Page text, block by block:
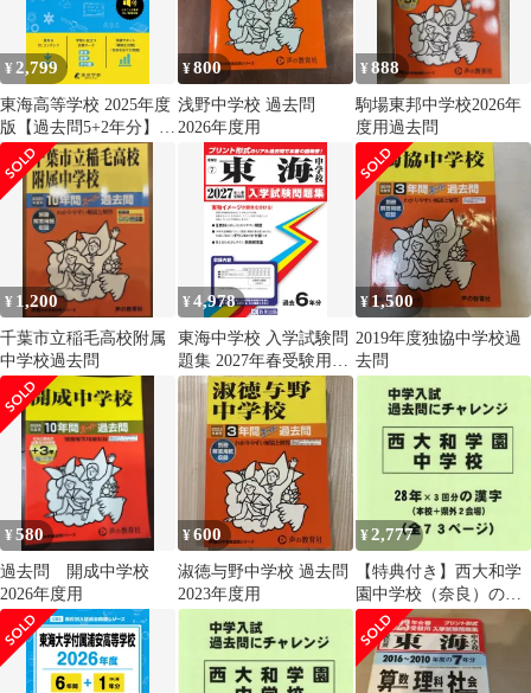
¥ 2,799
東海高等学校 2025年度
版【過去問5+2年分】
英語リスニング音声対
応 (高校別入試過去問
題シリーズF04) [単行
本] 東京学参 編集部
¥800
浅野中学校 過去問
2026年度用
¥888
駒場東邦中学校2026年
度用過去問
¥ 1,200
千葉市立稲毛高校附属
中学校過去問
¥4,978
東海中学校 入学試験問
題集 2027年春受験用
（プリント形式のリア
ル過去問で本番の臨場
感！） (愛知県中学校
¥ 1,500
2019年度独協中学校過
去問
¥580
過去問 開成中学校
2026年度用
¥600
淑徳与野中学校 過去問
2023年度用
¥2,777
【特典付き】西大和学
園中学校（奈良）の２
８年分の過去問『漢字
の読み・書き』